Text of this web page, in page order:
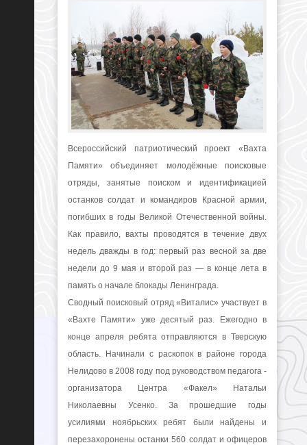
Всероссийский патриотический проект «Вахта
Памяти» объединяет молодёжные поисковые
отряды, занятые поиском и идентификацией
останков солдат и командиров Красной армии,
погибших в годы Великой Отечественной войны.
Как правило, вахты проводятся в течение двух
недель дважды в год: первый раз весной за две
недели до 9 мая и второй раз — в конце лета в
память о начале блокады Ленинграда.
Сводный поисковый отряд «Виталис» участвует в
«Вахте Памяти» уже десятый раз. Ежегодно в
конце апреля ребята отправляются в Тверскую
область. Начинали с раскопок в районе города
Нелидово в 2008 году под руководством педагога -
организатора Центра «Факел» Натальи
Николаевны Усенко. За прошедшие годы
усилиями ноябрьских ребят были найдены и
перезахоронены останки 560 солдат и офицеров